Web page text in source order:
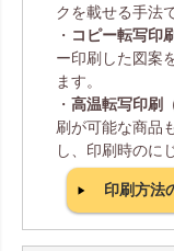
クを載せる手法
・ コピー転写印
ー印刷した図案
ます。
・ 高温転写印刷
刷が可能な商品
し、印刷時のに
印刷方法